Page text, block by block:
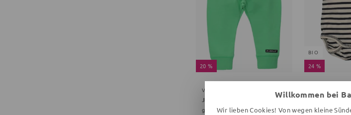
20 %
VILLERVALLA
Jogginghose
grün
BIO
24 %
Body Anker
Willkommen bei
Wir lieben Cookies! Von wegen kleine